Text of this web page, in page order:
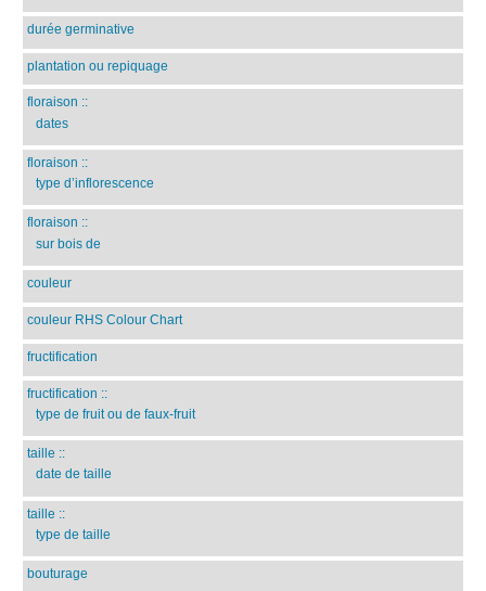
durée germinative
plantation ou repiquage
floraison ::
dates
floraison ::
type d’inflorescence
floraison ::
sur bois de
couleur
couleur RHS Colour Chart
fructification
fructification ::
type de fruit ou de faux-fruit
taille ::
date de taille
taille ::
type de taille
bouturage